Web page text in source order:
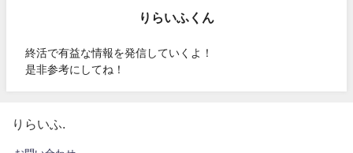
りらいふくん
終活で有益な情報を発信していくよ！
是非参考にしてね！
りらいふ.